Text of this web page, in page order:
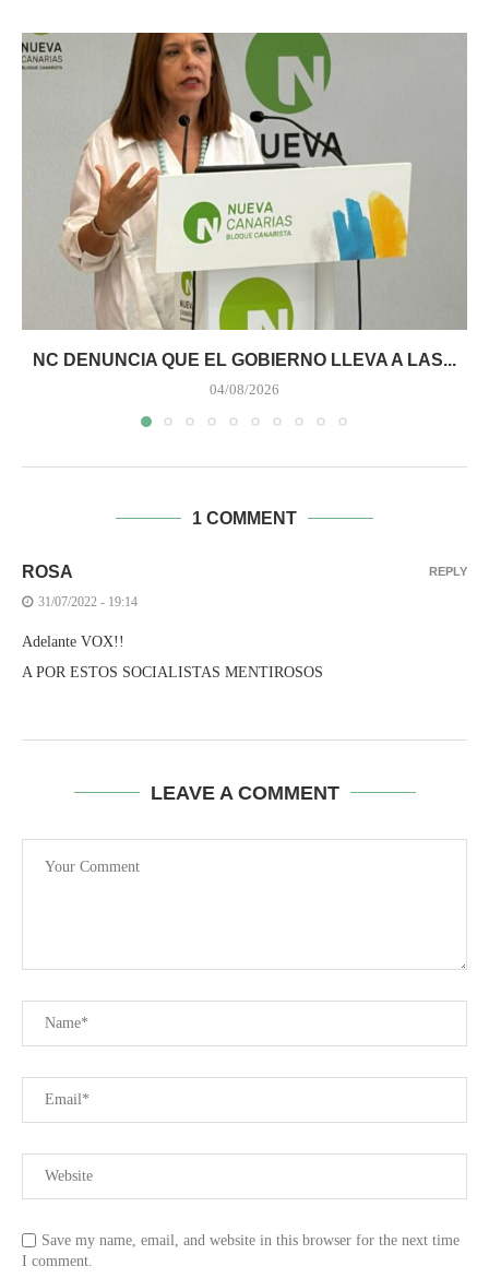
NC DENUNCIA QUE EL GOBIERNO LLEVA A LAS...
04/08/2026
1 COMMENT
ROSA
31/07/2022 - 19:14
Adelante VOX!!
A POR ESTOS SOCIALISTAS MENTIROSOS
REPLY
LEAVE A COMMENT
Save my name, email, and website in this browser for the next time
I comment.